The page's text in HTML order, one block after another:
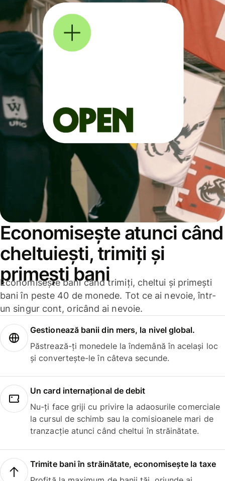
Economisește atunci când
cheltuiești, trimiți și
primești bani
Economisește bani când trimiți, cheltui și primești
bani în peste 40 de monede. Tot ce ai nevoie, într-
un singur cont, oricând ai nevoie.
Gestionează banii din mers, la nivel global.
Păstrează-ți monedele la îndemână în același loc
și convertește-le în câteva secunde.
Un card internațional de debit
Nu-ți face griji cu privire la adaosurile comerciale
la cursul de schimb sau la comisioanele mari de
tranzacție atunci când cheltui în străinătate.
Trimite bani în străinătate, economisește la taxe